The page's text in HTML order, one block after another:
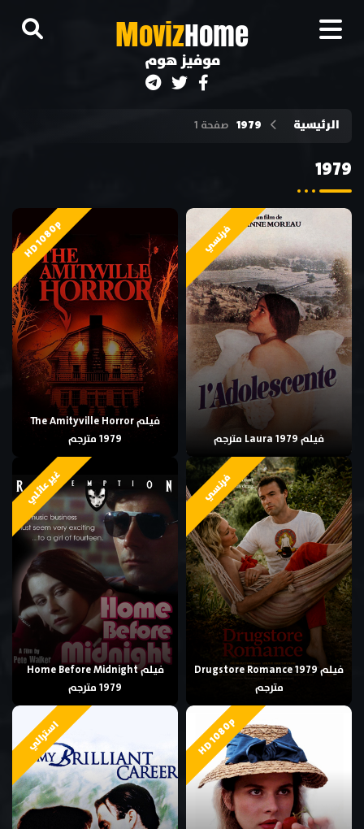
MovizHome
موفيز هوم
الرئيسية 1979 صفحة 1
1979
فرنسي
فيلم Laura 1979 مترجم
HD 1080p
فيلم The Amityville Horror
1979 مترجم
فرنسي
فيلم Drugstore Romance 1979
مترجم
غير عائلي
فيلم Home Before Midnight
1979 مترجم
HD 1080p استرالي